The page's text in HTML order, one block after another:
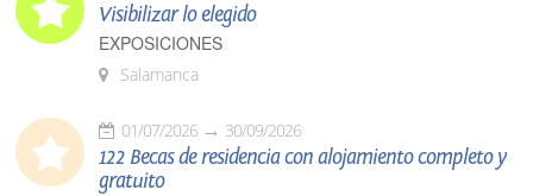
Visibilizar lo elegido
EXPOSICIONES
Salamanca
01/07/2026 30/09/2026
122 Becas de residencia con alojamiento completo y
gratuito